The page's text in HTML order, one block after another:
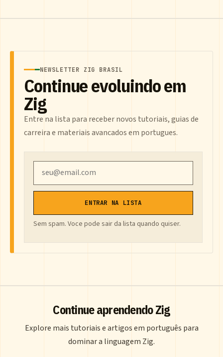
NEWSLETTER ZIG BRASIL
Continue evoluindo em
Zig
Entre na lista para receber novos tutoriais, guias de
carreira e materiais avancados em portugues.
ENTRAR NA LISTA
Sem spam. Voce pode sair da lista quando quiser.
Continue aprendendo Zig
Explore mais tutoriais e artigos em português para
dominar a linguagem Zig.